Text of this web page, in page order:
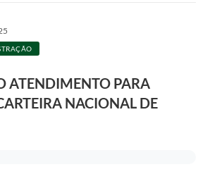
Básica de Saúde
ATENDIMENTO PARA
NACIONAL DE